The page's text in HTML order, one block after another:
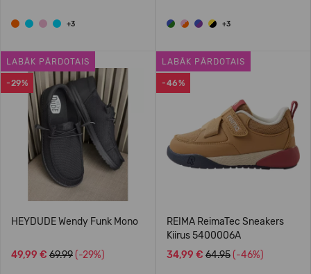
+3 +3
-29%
LABĀK PĀRDOTAIS
HEYDUDE Wendy Funk Mono
49,99 € 69.99 (-29%)
-46%
LABĀK PĀRDOTAIS
REIMA ReimaTec Sneakers
Kiirus 5400006A
34,99 € 64.95 (-46%)